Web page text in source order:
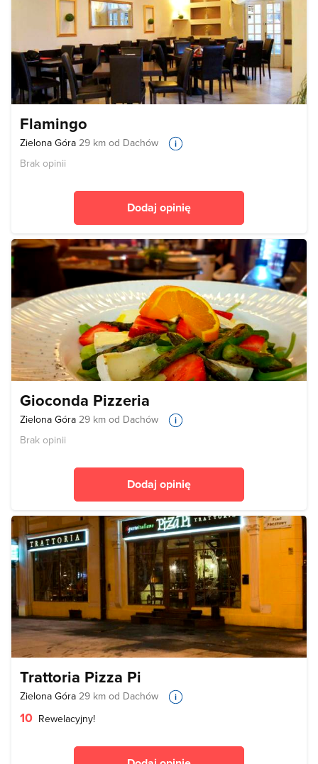
Flamingo
Zielona Góra 29 km od Dachów
Brak opinii
Dodaj opinię
Gioconda Pizzeria
Zielona Góra 29 km od Dachów
Brak opinii
Dodaj opinię
Trattoria Pizza Pi
Zielona Góra 29 km od Dachów
10 Rewelacyjny!